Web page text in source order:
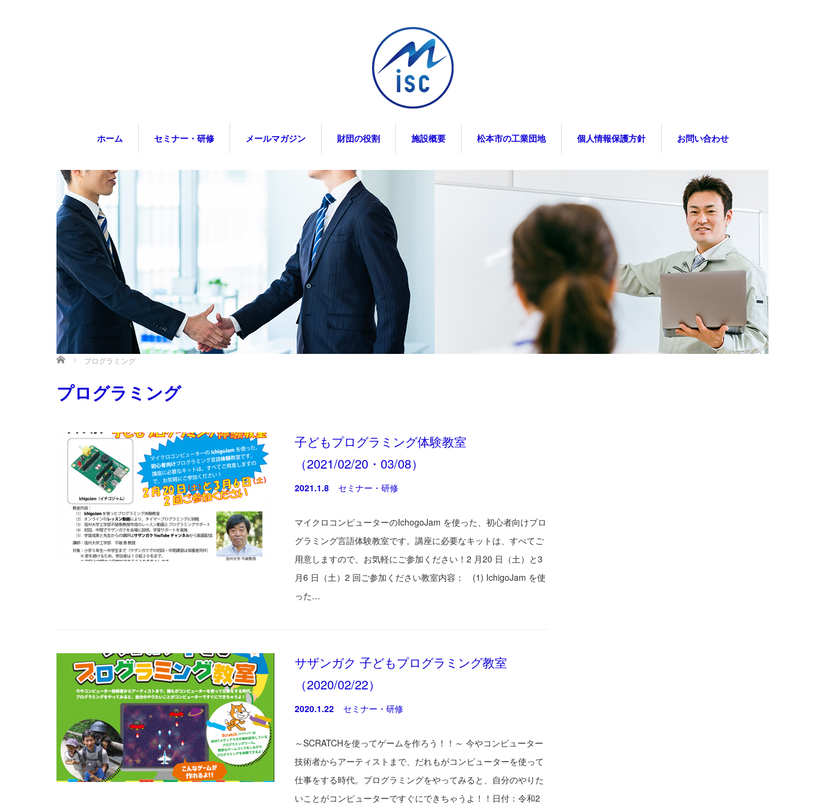
ホーム セミナー・研修 メールマガジン 財団の役割 施設概要 松本市の工業団地 個人情報保護方針 お問い合わせ
ホーム プログラミング
プログラミング
子どもプログラミング体験教室
（2021/02/20・03/08）
2021.1.8 セミナー・研修
マイクロコンピューターのIchogoJam を使った、初心者向けプロ
グラミング言語体験教室です。講座に必要なキットは、すべてご
用意しますので、お気軽にご参加ください！2 月20 日（土）と3
月6 日（土）2 回ご参加ください教室内容： (1) IchigoJam を使
った…
サザンガク 子どもプログラミング教室
（2020/02/22）
2020.1.22 セミナー・研修
～SCRATCHを使ってゲームを作ろう！！～ 今やコンピューター
技術者からアーティストまで、だれもがコンピューターを使って
仕事をする時代。プログラミングをやってみると、自分のやりた
いことがコンピューターですぐにできちゃうよ！！日付：令和2